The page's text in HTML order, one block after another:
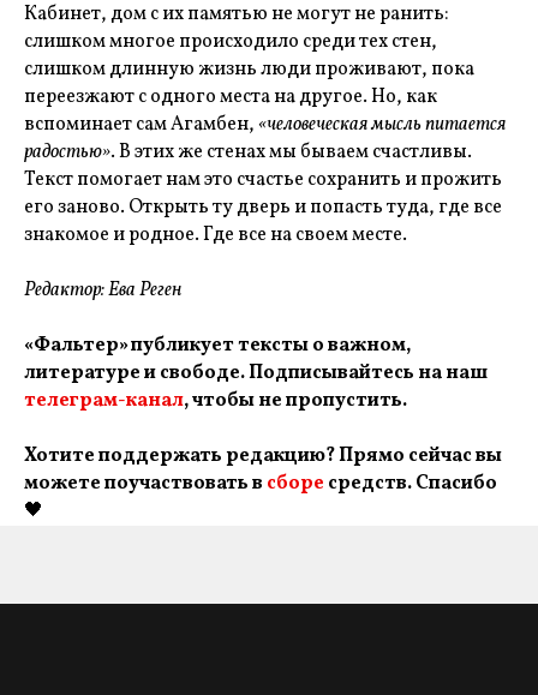
Кабинет, дом с их памятью не могут не ранить:
слишком многое происходило среди тех стен,
слишком длинную жизнь люди проживают, пока
переезжают с одного места на другое. Но, как
вспоминает сам Агамбен,«человеческая мысль питается
радостью». В этих же стенах мы бываем счастливы.
Текст помогает нам это счастье сохранить и прожить
его заново. Открыть ту дверь и попасть туда, где все
знакомое и родное. Где все на своем месте.
Редактор: Ева Реген
«Фальтер» публикует тексты о важном,
литературе и свободе. Подписывайтесь на наш
телеграм-канал, чтобы не пропустить.
Хотите поддержать редакцию? Прямо сейчас вы
можете поучаствовать в сборе средств. Спасибо
🖤